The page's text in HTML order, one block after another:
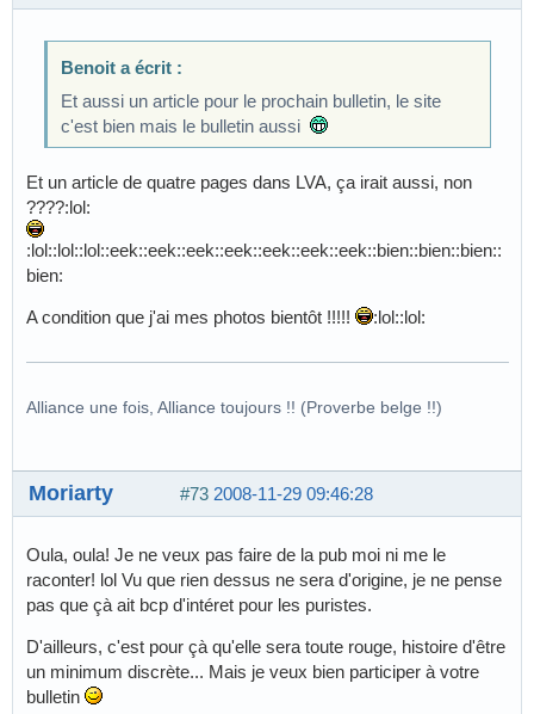
Benoit a écrit :
Et aussi un article pour le prochain bulletin, le site
c'est bien mais le bulletin aussi
Et un article de quatre pages dans LVA, ça irait aussi, non
????:lol:
:lol::lol::lol::eek::eek::eek::eek::eek::eek::eek::bien::bien::bien::
bien:
A condition que j'ai mes photos bientôt !!!!! :lol::lol:
Alliance une fois, Alliance toujours !! (Proverbe belge !!)
#73 2008-11-29 09:46:28
Moriarty
Oula, oula! Je ne veux pas faire de la pub moi ni me le
raconter! lol Vu que rien dessus ne sera d'origine, je ne pense
pas que çà ait bcp d'intéret pour les puristes.
D'ailleurs, c'est pour çà qu'elle sera toute rouge, histoire d'être
un minimum discrète... Mais je veux bien participer à votre
bulletin